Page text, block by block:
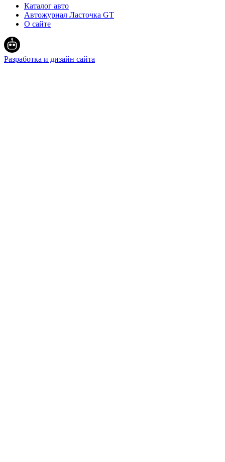
Каталог авто
Автожурнал Ласточка GT
О сайте
Разработка и дизайн сайта